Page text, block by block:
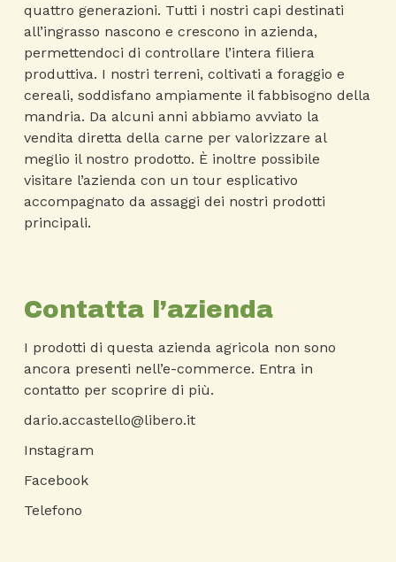
quattro generazioni. Tutti i nostri capi destinati
all’ingrasso nascono e crescono in azienda,
permettendoci di controllare l’intera filiera
produttiva. I nostri terreni, coltivati a foraggio e
cereali, soddisfano ampiamente il fabbisogno della
mandria. Da alcuni anni abbiamo avviato la
vendita diretta della carne per valorizzare al
meglio il nostro prodotto. È inoltre possibile
visitare l’azienda con un tour esplicativo
accompagnato da assaggi dei nostri prodotti
principali.
Contatta l’azienda
I prodotti di questa azienda agricola non sono
ancora presenti nell’e-commerce. Entra in
contatto per scoprire di più.
dario.accastello@libero.it
Instagram
Facebook
Telefono